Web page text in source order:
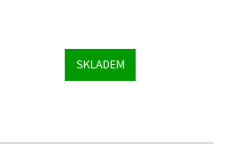
SKLADEM